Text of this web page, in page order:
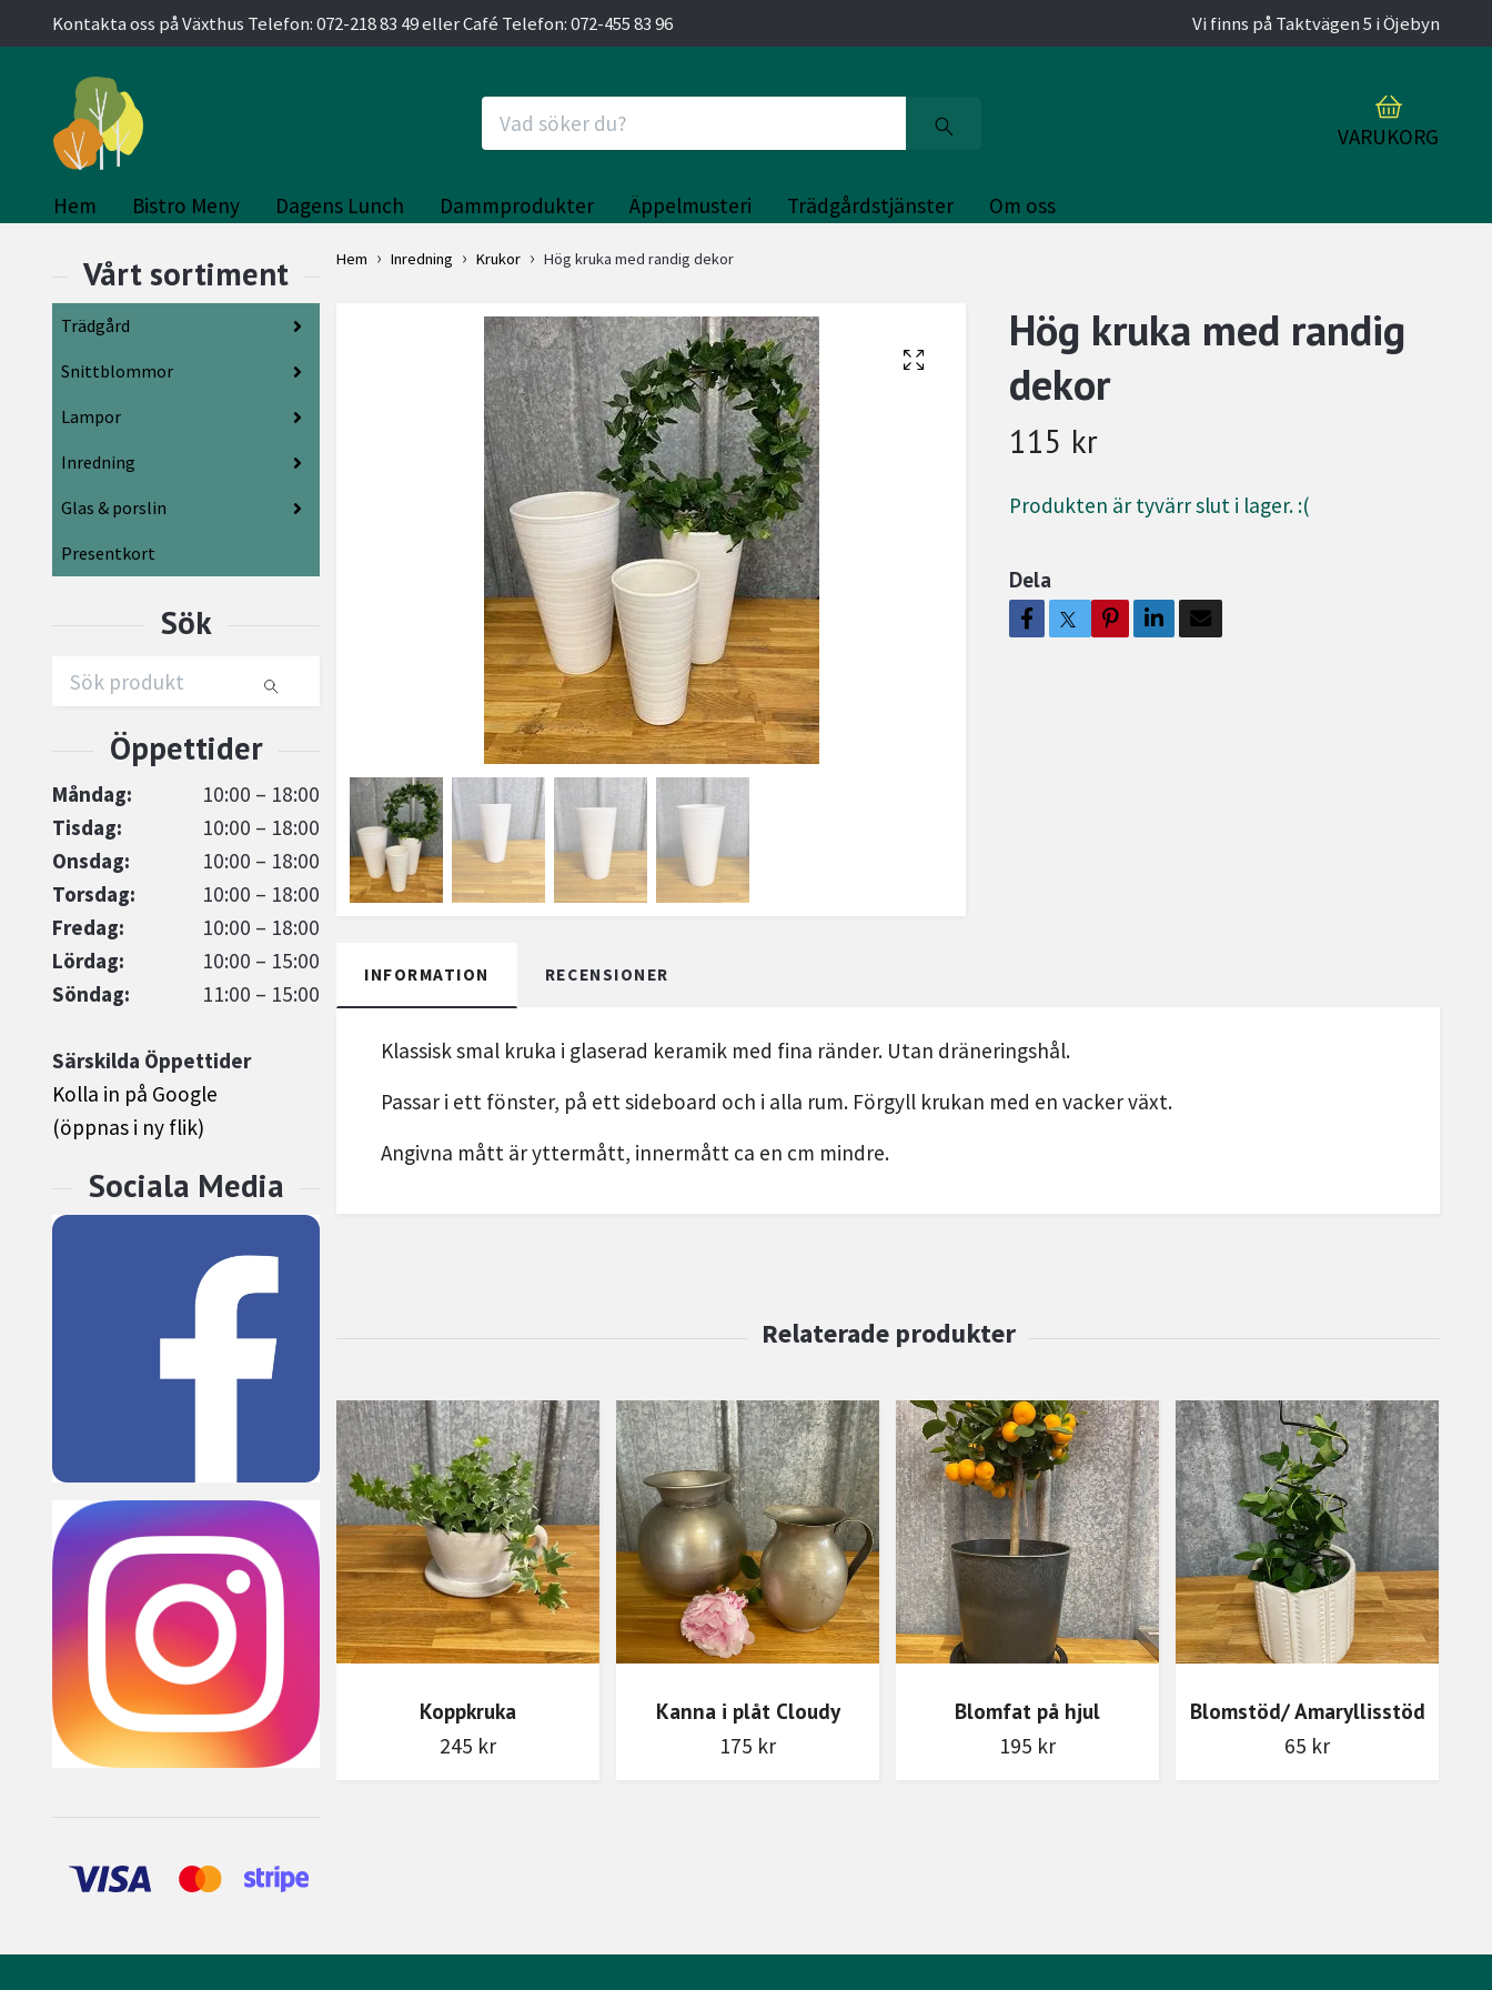
Kontakta oss på Växthus Telefon: 072-218 83 49 eller Café Telefon: 072-455 83 96 Vi finns på Taktvägen 5 i Öjebyn
VARUKORG
Hem Bistro Meny Dagens Lunch Dammprodukter Äppelmusteri Trädgårdstjänster Om oss
Trädgård
Snittblommor
Lampor
Inredning
Glas & porslin
Presentkort
Måndag:
10:00 – 18:00
Tisdag:
10:00 – 18:00
Onsdag:
10:00 – 18:00
Torsdag:
10:00 – 18:00
Fredag:
10:00 – 18:00
Lördag:
10:00 – 15:00
Söndag:
11:00 – 15:00
Särskilda Öppettider
Kolla in på Google
(öppnas i ny flik)
Hem Inredning Krukor Hög kruka med randig dekor
Hög kruka med randig
dekor
115 kr
Produkten är tyvärr slut i lager. :(
Dela
INFORMATION RECENSIONER
Klassisk smal kruka i glaserad keramik med fina ränder. Utan dräneringshål.
Passar i ett fönster, på ett sideboard och i alla rum. Förgyll krukan med en vacker växt.
Angivna mått är yttermått, innermått ca en cm mindre.
Koppkruka
245 kr
Kanna i plåt Cloudy
175 kr
Blomfat på hjul
195 kr
Blomstöd/ Amaryllisstöd
65 kr